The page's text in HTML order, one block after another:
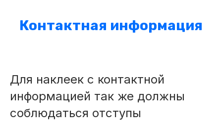
Контактная информация
Для наклеек с контактной
информацией так же должны
соблюдаться отступы